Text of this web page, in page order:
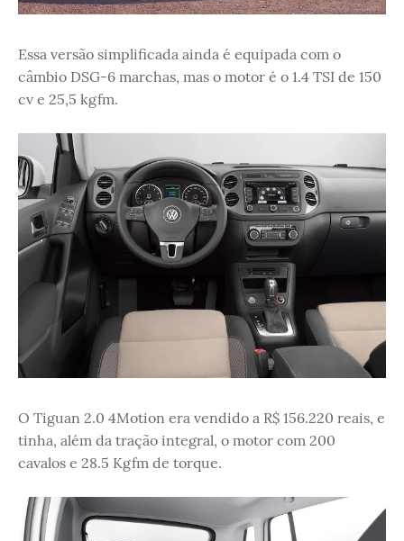
Essa versão simplificada ainda é equipada com o
câmbio DSG-6 marchas, mas o motor é o 1.4 TSI de 150
cv e 25,5 kgfm.
O Tiguan 2.0 4Motion era vendido a R$ 156.220 reais, e
tinha, além da tração integral, o motor com 200
cavalos e 28.5 Kgfm de torque.